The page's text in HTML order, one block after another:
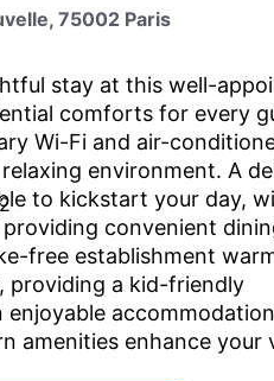
75002 Paris
stay at this well-
comforts for every
Wi-Fi and air-
environment. A
to kickstart your day,
convenient
free establishment
providing a kid-friendly
enjoyable accommodation
amenities enhance your